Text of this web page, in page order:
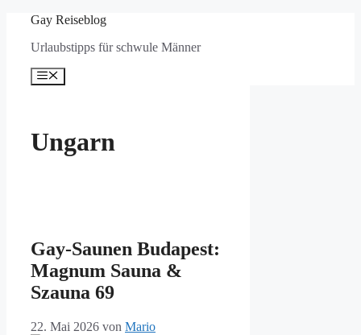
springen
Gay Reiseblog
Urlaubstipps für schwule Männer
Menü
Ungarn
Gay-Saunen Budapest:
Magnum Sauna &
Szauna 69
22. Mai 2026 von Mario